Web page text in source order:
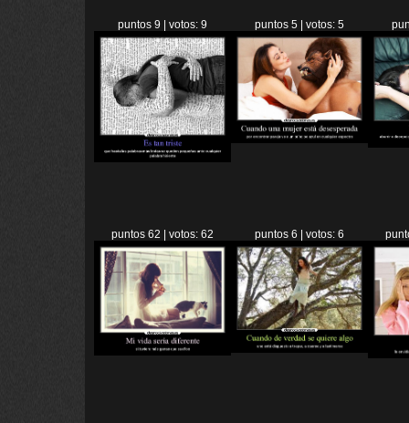
puntos 9 | votos: 9 puntos 5 | votos: 5
puntos 62 | votos: 62 puntos 6 | votos: 6